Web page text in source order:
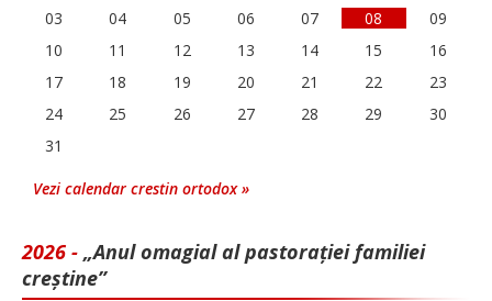
03
04 05 06 07 08
09
10
11 12 13 14 15
16
17
18 19 20 21 22
23
24
25 26 27 28 29
30
31
Vezi calendar crestin ortodox »
2026 - „Anul omagial al pastorației familiei
creștine”